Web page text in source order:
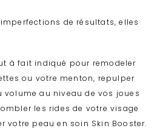
de résultats, elles
à fait indiqué pour remodeler
ou votre menton, repulper
volume au niveau de vos joues
les rides de votre visage
votre peau en soin Skin Booster.